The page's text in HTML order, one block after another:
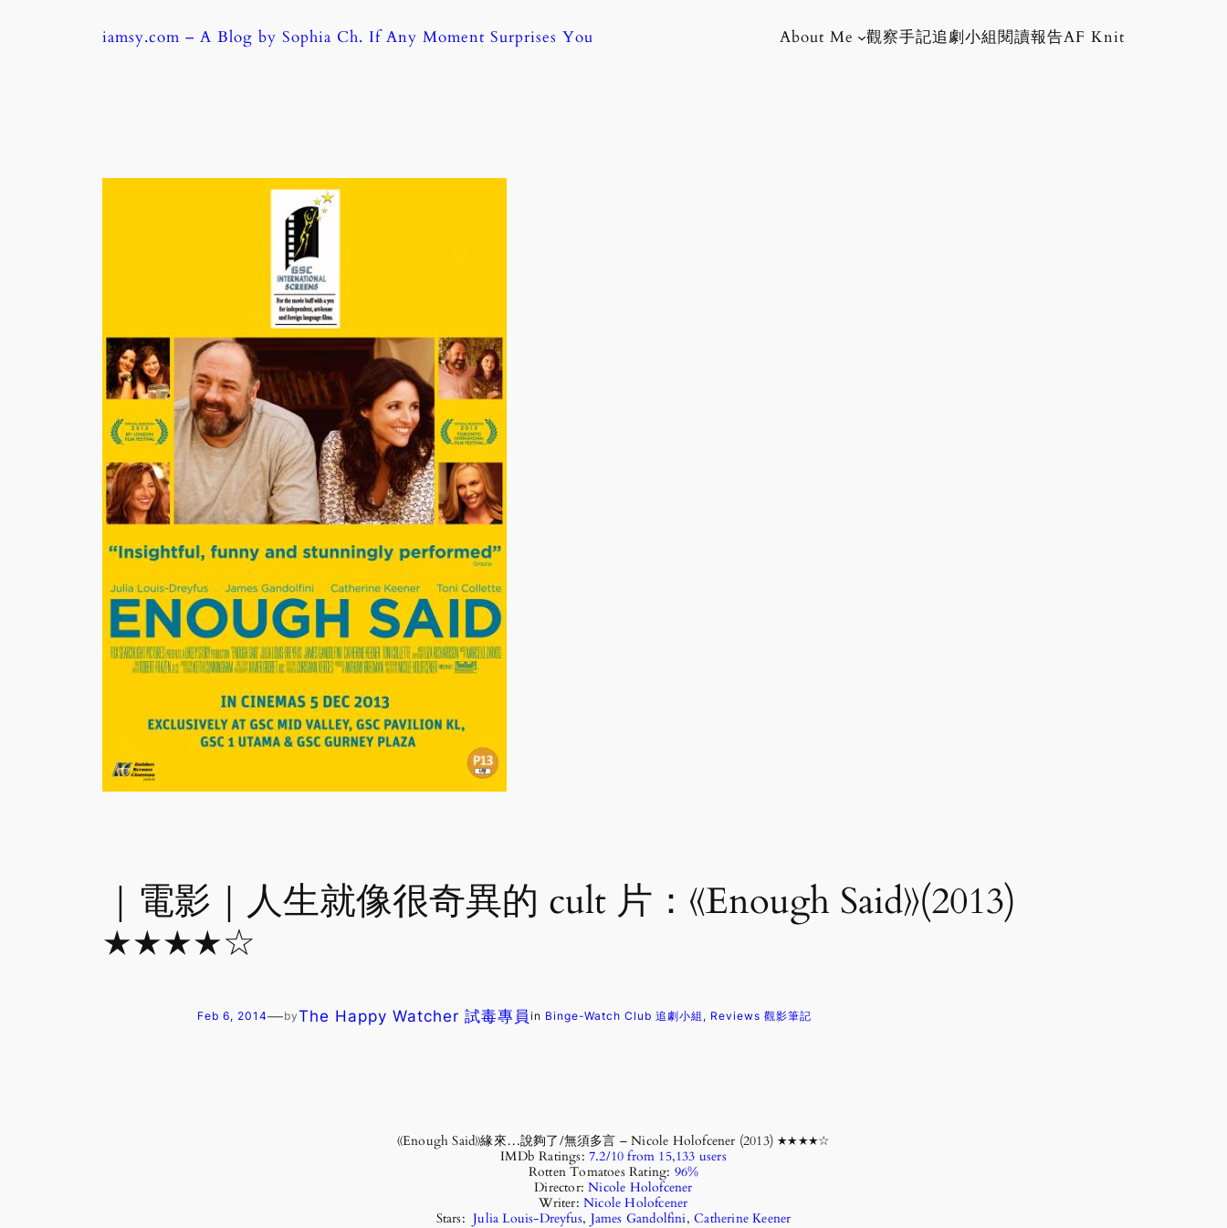
iamsy.com – A Blog by Sophia Ch. If Any Moment Surprises You About Me 觀察手記追劇小組閱讀報告AF Knit
｜電影｜人生就像很奇異的 cult 片：《Enough Said》(2013)
★★★★☆
Feb 6, 2014—byThe Happy Watcher 試毒專員 in Binge-Watch Club 追劇小組 , Reviews 觀影筆記
《Enough Said》緣來…說夠了/無須多言 – Nicole Holofcener (2013) ★★★★☆
IMDb Ratings: 7.2/10 from 15,133 users
Rotten Tomatoes Rating: 96%
Director:Nicole Holofcener
Writer:Nicole Holofcener
Stars:Julia Louis-Dreyfus, James Gandolfini,Catherine Keener